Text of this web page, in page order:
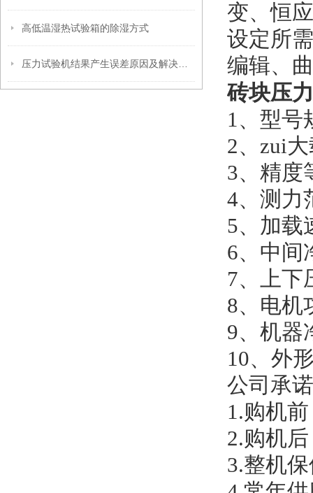
高低温湿热试验箱的除湿方式
变、恒
设定所
编辑、
砖块压
1、型号
2、zui
3、精度
4、测力
5、加载
6、中间
7、上下
8、电机
9、机器
10、外
公司承
1.购机
2.购机
3.整机